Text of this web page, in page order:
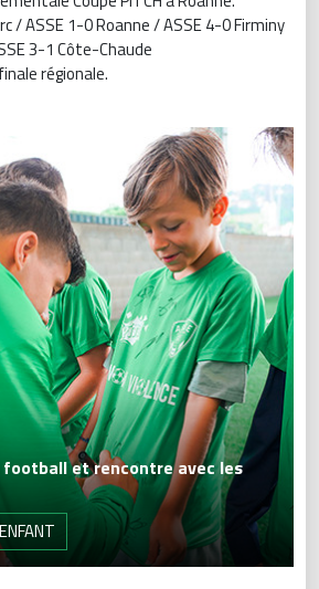
/ ASSE 1-0 Roanne / ASSE 4-0 Firminy
3-1 Côte-Chaude
régionale.
football et rencontre avec les